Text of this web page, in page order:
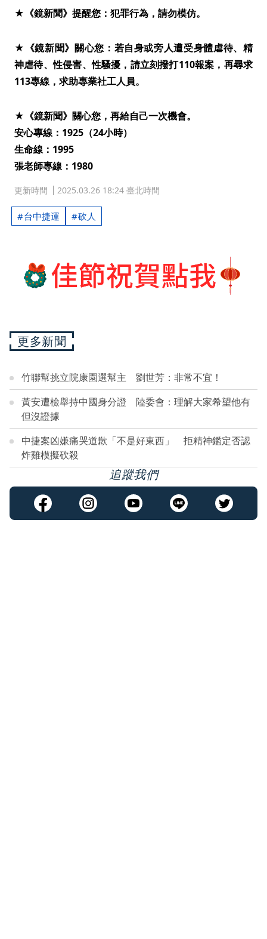
★《鏡新聞》提醒您：犯罪行為，請勿模仿。
★《鏡新聞》關心您：若自身或旁人遭受身體虐待、精
神虐待、性侵害、性騷擾，請立刻撥打110報案，再尋求
113專線，求助專業社工人員。
★《鏡新聞》關心您，再給自己一次機會。
安心專線：1925（24小時）
生命線：1995
張老師專線：1980
更新時間 2025.03.26 18:24 臺北時間
台中捷運 砍人
更多新聞
竹聯幫挑立院康園選幫主 劉世芳：非常不宜！
黃安遭檢舉持中國身分證 陸委會：理解大家希望他有
但沒證據
中捷案凶嫌痛哭道歉「不是好東西」 拒精神鑑定否認
炸雞模擬砍殺
追蹤我們